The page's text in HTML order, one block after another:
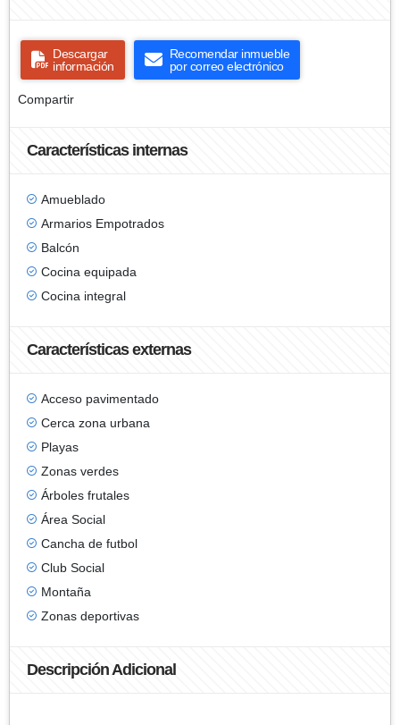
Descargar
información
Recomendar inmueble
por correo electrónico
Compartir
Características internas
Amueblado
Armarios Empotrados
Balcón
Cocina equipada
Cocina integral
Características externas
Acceso pavimentado
Cerca zona urbana
Playas
Zonas verdes
Árboles frutales
Área Social
Cancha de futbol
Club Social
Montaña
Zonas deportivas
Descripción Adicional